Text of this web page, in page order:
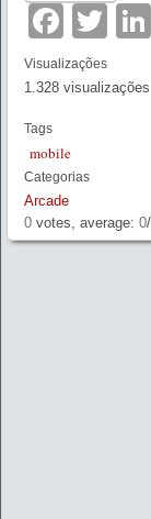
Visualizações
1.328 visualizações
Tags
mobile
Categorias
Arcade
0 votes, average: 0/